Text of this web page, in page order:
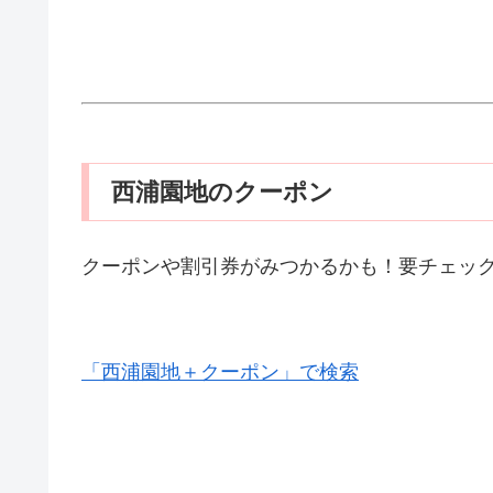
西浦園地のクーポン
クーポンや割引券がみつかるかも！要チェッ
「西浦園地＋クーポン」で検索